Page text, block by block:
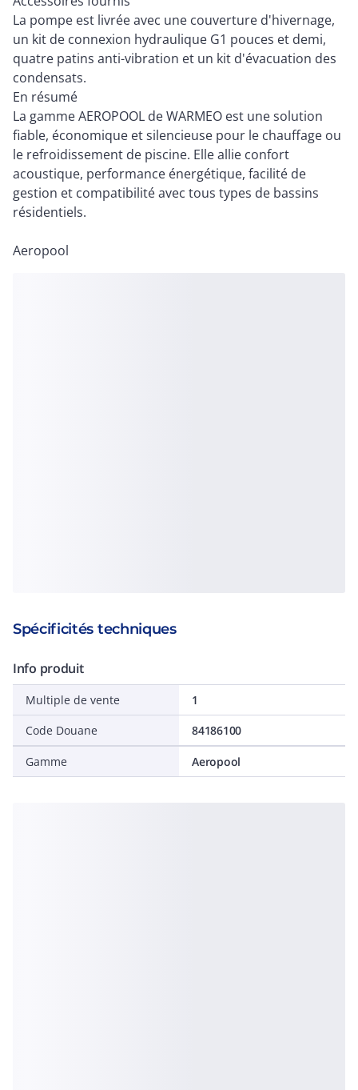
La pompe est livrée avec une couverture d'hivernage,
un kit de connexion hydraulique G1 pouces et demi,
quatre patins anti-vibration et un kit d'évacuation des
condensats.
En résumé
La gamme AEROPOOL de WARMEO est une solution
fiable, économique et silencieuse pour le chauffage ou
le refroidissement de piscine. Elle allie confort
acoustique, performance énergétique, facilité de
gestion et compatibilité avec tous types de bassins
résidentiels.
Aeropool
Spécificités techniques
Info produit
Multiple de vente
1
Code Douane
84186100
Gamme Aeropool